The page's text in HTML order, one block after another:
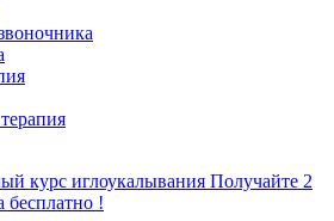
курс иглоукалывания Получайте 2
бесплатно !